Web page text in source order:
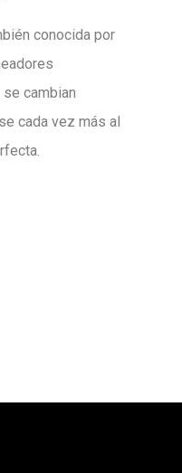
conocida por
cambian
cada vez más al